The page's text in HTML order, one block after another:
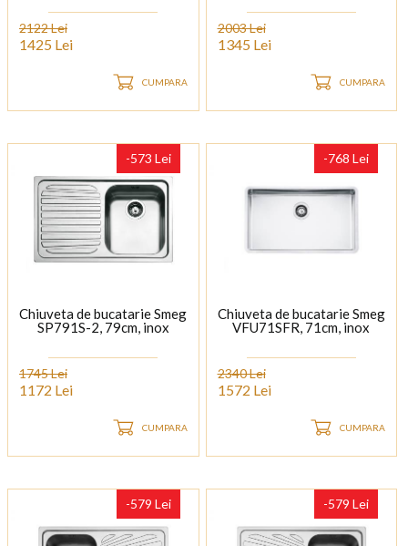
2122 Lei
1425 Lei
CUMPARA
2003 Lei
1345 Lei
CUMPARA
-573 Lei
Chiuveta de bucatarie Smeg
SP791S-2, 79cm, inox
1745 Lei
1172 Lei
CUMPARA
-768 Lei
Chiuveta de bucatarie Smeg
VFU71SFR, 71cm, inox
2340 Lei
1572 Lei
CUMPARA
-579 Lei -579 Lei